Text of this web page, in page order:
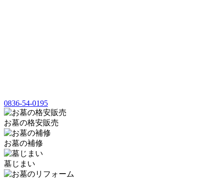
0836-54-0195
お墓の格安販売
お墓の補修
墓じまい